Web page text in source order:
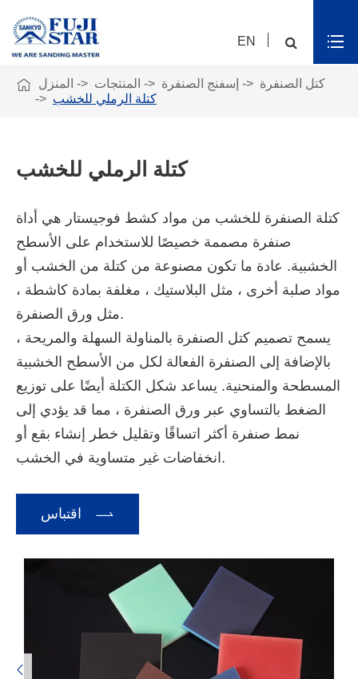
EN
 المنزل المنتجات إسفنج الصنفرة
كتل الصنفرة
كتلة الرملي للخشب
كتلة الرملي للخشب
كتلة الصنفرة للخشب من مواد كشط فوجيستار هي أداة
صنفرة مصممة خصيصًا للاستخدام على الأسطح
الخشبية. عادة ما تكون مصنوعة من كتلة من الخشب أو
مواد صلبة أخرى ، مثل البلاستيك ، مغلفة بمادة كاشطة ،
مثل ورق الصنفرة.
يسمح تصميم كتل الصنفرة بالمناولة السهلة والمريحة ،
بالإضافة إلى الصنفرة الفعالة لكل من الأسطح الخشبية
المسطحة والمنحنية. يساعد شكل الكتلة أيضًا على توزيع
الضغط بالتساوي عبر ورق الصنفرة ، مما قد يؤدي إلى
نمط صنفرة أكثر اتساقًا وتقليل خطر إنشاء بقع أو
انخفاضات غير متساوية في الخشب.

